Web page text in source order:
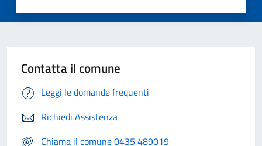
Contatta il comune
Leggi le domande frequenti
Richiedi Assistenza
Chiama il comune 0435 489019